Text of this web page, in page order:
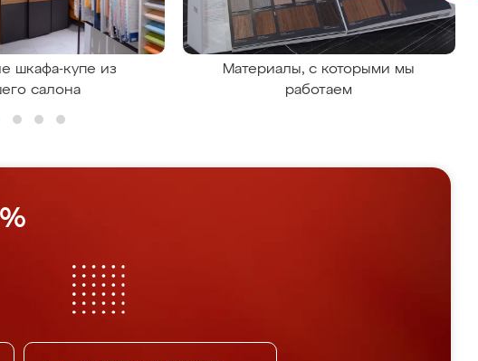
шкафа-купе из
салона
Материалы, с которыми мы
работаем